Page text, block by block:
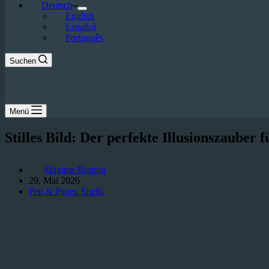
Deutsch
English
Español
Português
Suchen
Menü
Stilles Bild: Der perfekte Illusionszauber
Maxime Bonnin
29. Mai 2026
Pen & Paper, Spells